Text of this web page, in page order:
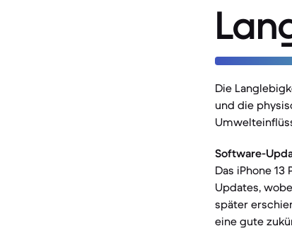
Die
und die
Software-
Das iPhone
Updates,
später
eine gute